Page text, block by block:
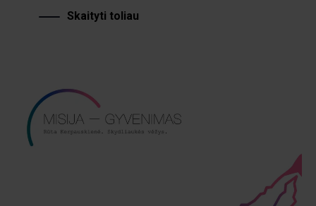
Skaityti toliau